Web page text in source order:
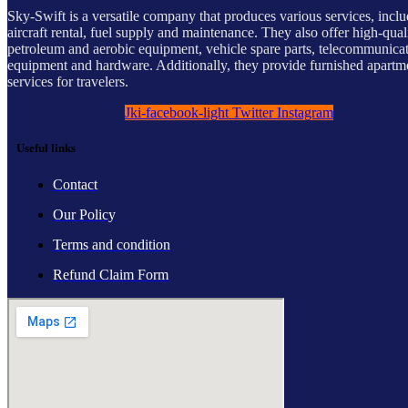
Sky-Swift is a versatile company that produces various services,
aircraft rental, fuel supply and maintenance. They also offer high-
petroleum and aerobic equipment, vehicle spare parts,
equipment and hardware. Additionally, they provide furnished
services for travelers.
Jki-facebook-light Twitter Instagram
Useful links
Contact
Our Policy
Terms and condition
Refund Claim Form